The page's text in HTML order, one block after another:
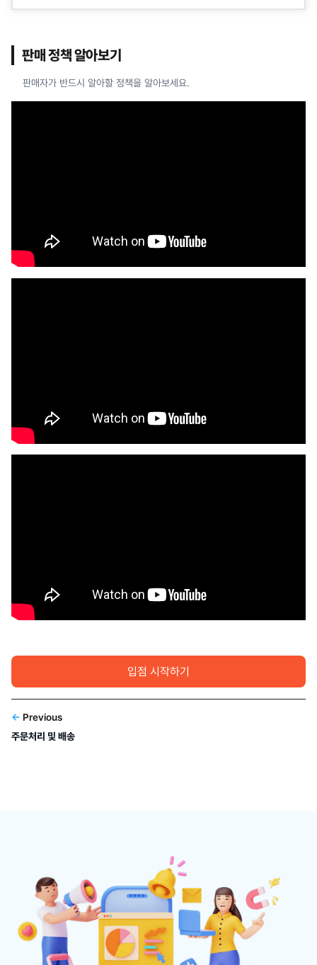
판매 정책 알아보기
판매자가 반드시 알아할 정책을 알아보세요.
입점 시작하기
← Previous
주문처리 및 배송